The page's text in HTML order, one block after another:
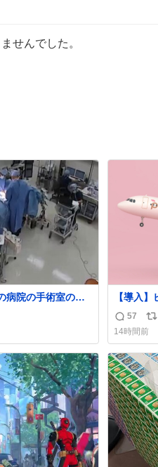
せんでした。
病院の手術室の映
かく怖すぎる
na/na-… #熊本 #
【導入
に「補償
因する理
た場合、
領収書の
り上限1
う。
返
信
数
57
リ
ポ
ス
ト
数
14時間前